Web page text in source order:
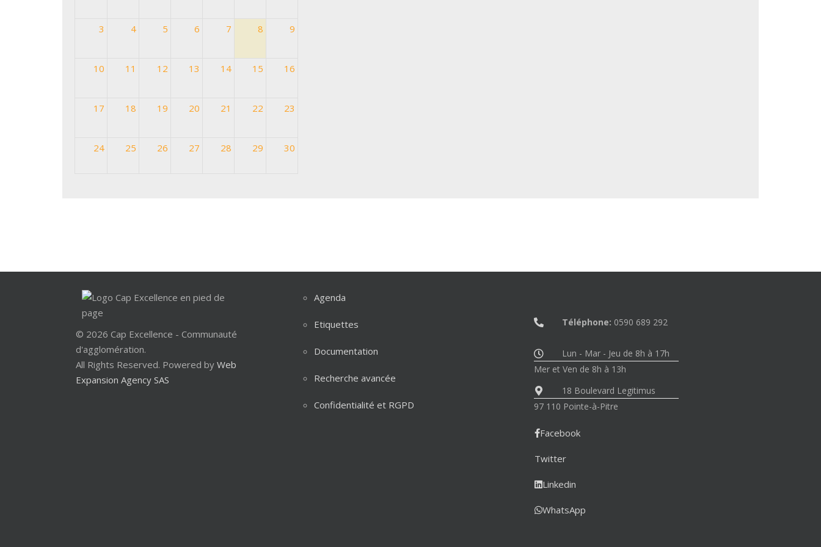
3 4 5 6 7 8 9
10 11 12 13 14 15 16
17 18 19 20 21 22 23
24 25 26 27 28 29 30
© 2026 Cap Excellence - Communauté
d'agglomération.
All Rights Reserved. Powered by Web
Expansion Agency SAS
Agenda
Etiquettes
Documentation
Recherche avancée
Confidentialité et RGPD
Téléphone: 0590 689 292
Lun - Mar - Jeu de 8h à 17h
Mer et Ven de 8h à 13h
18 Boulevard Legitimus
97 110 Pointe-à-Pitre
Facebook
Twitter
Linkedin
WhatsApp